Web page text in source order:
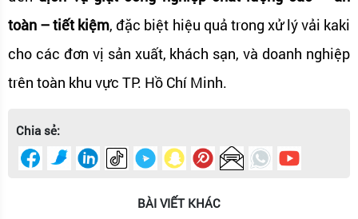
toàn – tiết kiệm, đặc biệt hiệu quả trong xử lý vải kaki
cho các đơn vị sản xuất, khách sạn, và doanh nghiệp
trên toàn khu vực TP. Hồ Chí Minh.
Chia sẻ:
BÀI VIẾT KHÁC